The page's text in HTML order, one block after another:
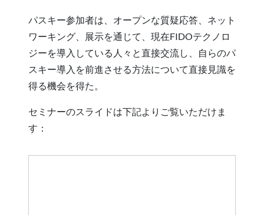
パスキー参加者は、オープンな質疑応答、ネット
ワーキング、展示を通じて、現在FIDOテクノロ
ジーを導入している人々と直接交流し、自らのパ
スキー導入を前進させる方法について直接見識を
得る機会を得た。
セミナーのスライドは下記よりご覧いただけま
す：